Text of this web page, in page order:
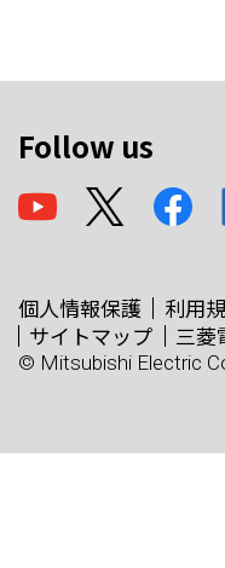
Follow us
個人情報保護 利用
サイトマップ
三菱
© Mitsubishi Electric